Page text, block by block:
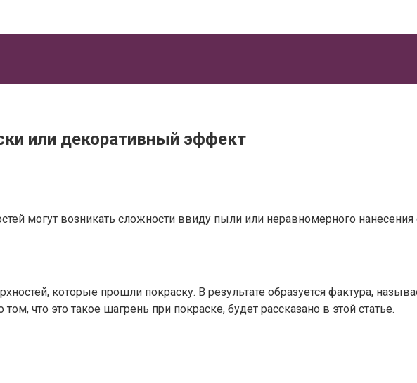
или декоративный эффект
могут возникать сложности ввиду пыли или неравномерного нанесения
которые прошли покраску. В результате образуется фактура,
что это такое шагрень при покраске, будет рассказано в этой статье.